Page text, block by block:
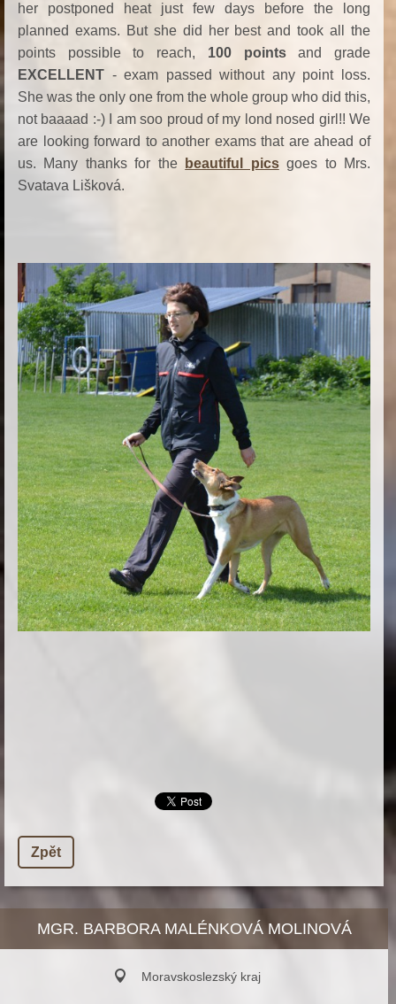
her postponed heat just few days before the long
planned exams. But she did her best and took all the
points possible to reach, 100 pointsand grade
EXCELLENT - exam passed without any point loss.
She was the only one from the whole group who did this,
not baaaad :-) I am soo proud of my lond nosed girl!! We
are looking forward to another exams that are ahead of
us. Many thanks for the
beautiful picsgoes to Mrs.
Svatava Lišková.
Zpět
MGR. BARBORA MALÉNKOVÁ MOLINOVÁ
Moravskoslezský kraj